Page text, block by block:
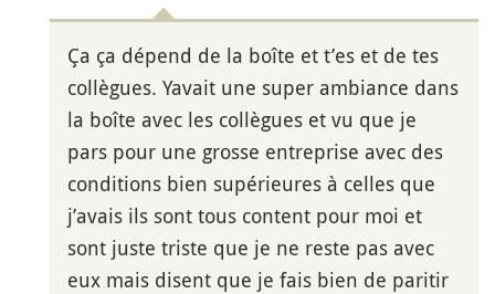
Ça ça dépend de la boîte et t’es et de tes
collègues. Yavait une super ambiance dans
la boîte avec les collègues et vu que je
pars pour une grosse entreprise avec des
conditions bien supérieures à celles que
j’avais ils sont tous content pour moi et
sont juste triste que je ne reste pas avec
eux mais disent que je fais bien de paritir